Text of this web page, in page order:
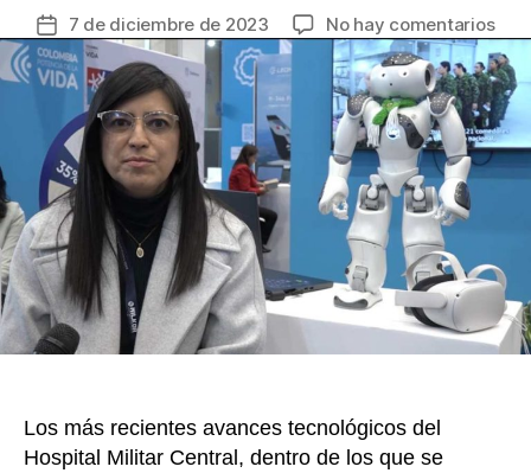
c
e
b
o
o
k
itt
er
ail er
e
st
m
p
ar
tir
Fecha
de
la
entrada
7 de diciembre de 2023 No hay comentariosen
en
en
de
Los más recientes avances tecnológicos del
Hospital Militar Central, dentro de los que se